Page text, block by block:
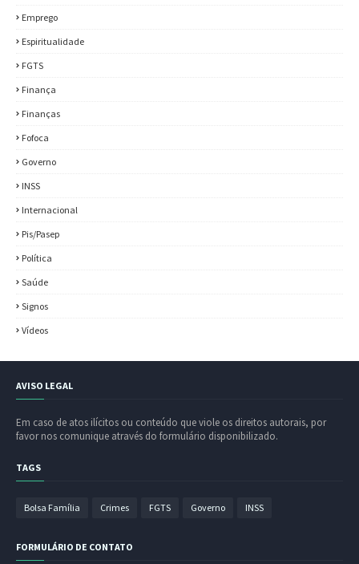
Emprego
Espiritualidade
FGTS
Finança
Finanças
Fofoca
Governo
INSS
Internacional
Pis/Pasep
Política
Saúde
Signos
Vídeos
AVISO LEGAL
Em caso de atos ilícitos ou conteúdo que viole os direitos autorais, por
favor nos comunique através do formulário disponibilizado.
TAGS
Bolsa Família Crimes FGTS Governo INSS
FORMULÁRIO DE CONTATO